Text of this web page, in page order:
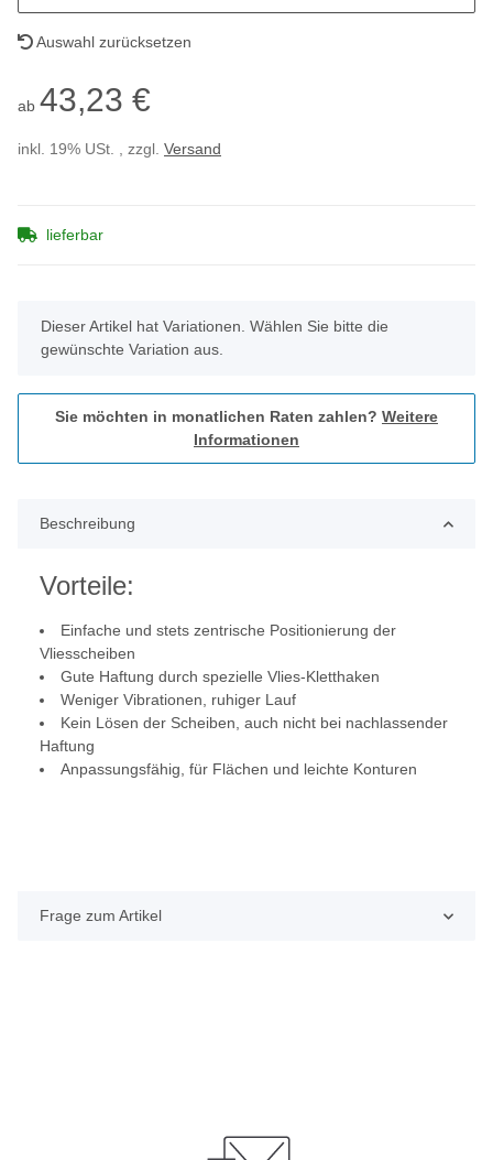
Auswahl zurücksetzen
ab 43,23 €
inkl. 19% USt. , zzgl. Versand
lieferbar
x
Dieser Artikel hat Variationen. Wählen Sie bitte die
gewünschte Variation aus.
Sie möchten in monatlichen Raten zahlen? Weitere
Informationen
Beschreibung
Vorteile:
Einfache und stets zentrische Positionierung der
Vliesscheiben
Gute Haftung durch spezielle Vlies-Kletthaken
Weniger Vibrationen, ruhiger Lauf
Kein Lösen der Scheiben, auch nicht bei nachlassender
Haftung
Anpassungsfähig, für Flächen und leichte Konturen
Frage zum Artikel